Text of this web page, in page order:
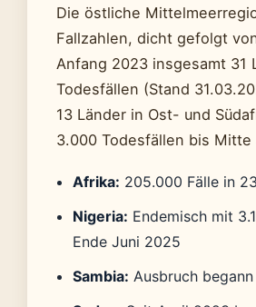
Die östliche
Fallzahlen, dicht gefolgt
Anfang 2023 insgesamt 31
Todesfällen (Stand
13 Länder in Ost- und
3.000 Todesfällen bis Mitte
Afrika: 205.000 Fälle in
Nigeria: Endemisch mit
Ende Juni 2025
Sambia: Ausbruch